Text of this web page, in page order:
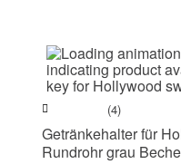
(4)
Getränkehalter für
Rundrohr grau